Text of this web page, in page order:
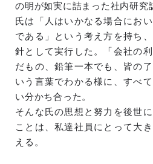
の明が如実に詰まった社内研究
氏は「人はいかなる場合にお
である」という考え方を持ち
針として実行した。「会社の
だもの、鉛筆一本でも、皆の
いう言葉でわかる様に、すべ
い分かち合った。
そんな氏の思想と努力を後世
ことは、私達社員にとって大
える。